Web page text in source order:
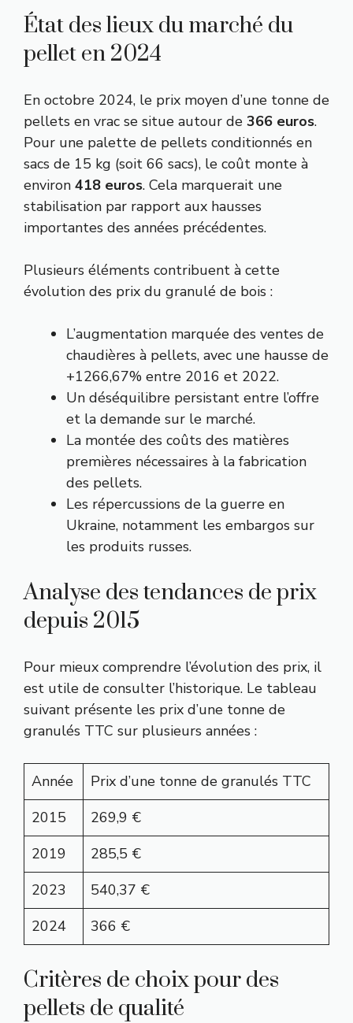
État des lieux du marché du
pellet en 2024
En octobre 2024, le prix moyen d’une tonne de
pellets en vrac se situe autour de 366 euros.
Pour une palette de pellets conditionnés en
sacs de 15 kg (soit 66 sacs), le coût monte à
environ 418 euros. Cela marquerait une
stabilisation par rapport aux hausses
importantes des années précédentes.
Plusieurs éléments contribuent à cette
évolution des prix du granulé de bois :
L’augmentation marquée des ventes de
chaudières à pellets, avec une hausse de
+1266,67% entre 2016 et 2022.
Un déséquilibre persistant entre l’offre
et la demande sur le marché.
La montée des coûts des matières
premières nécessaires à la fabrication
des pellets.
Les répercussions de la guerre en
Ukraine, notamment les embargos sur
les produits russes.
Analyse des tendances de prix
depuis 2015
Pour mieux comprendre l’évolution des prix, il
est utile de consulter l’historique. Le tableau
suivant présente les prix d’une tonne de
granulés TTC sur plusieurs années :
Année
Prix d’une tonne de granulés TTC
2015
269,9 €
2019
285,5 €
2023
540,37 €
2024
366 €
Critères de choix pour des
pellets de qualité